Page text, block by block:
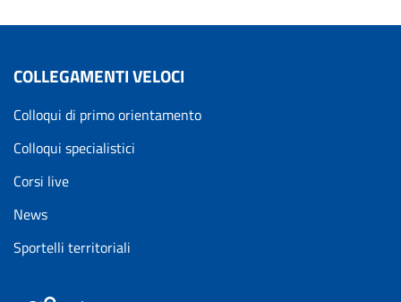
COLLEGAMENTI VELOCI
Colloqui di primo orientamento
Colloqui specialistici
Corsi live
News
Sportelli territoriali